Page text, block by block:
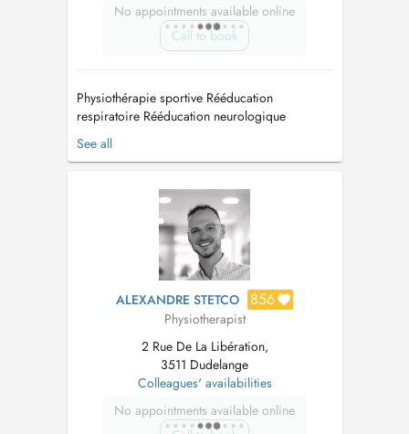
No appointments available online
Call to book
Physiothérapie sportive Rééducation
respiratoire Rééducation neurologique
Rééducation pédiatrique Rééducation
gérontologique Drainage lymphatique
global Thérapie manuelle Ondes de choc Soins
See all
ALEXANDRE STETCO 856
Physiotherapist
2 Rue De La Libération,
3511 Dudelange
Colleagues' availabilities
No appointments available online